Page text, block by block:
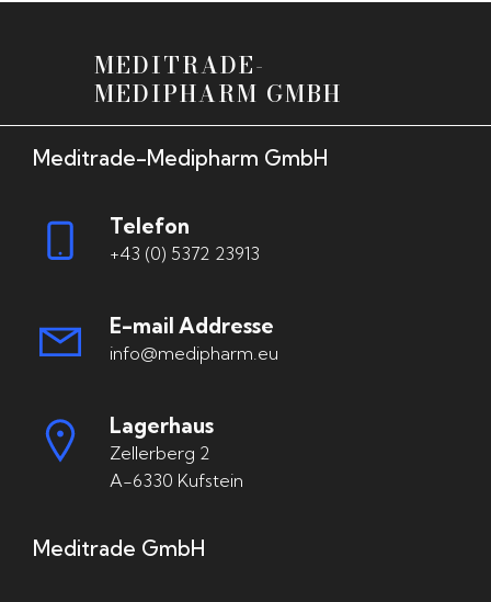
MEDITRADE-
MEDIPHARM GMBH
Meditrade-Medipharm GmbH
Telefon
+43 (0) 5372 23913
E-mail Addresse
info@medipharm.eu
Lagerhaus
Zellerberg 2
A-6330 Kufstein
Meditrade GmbH